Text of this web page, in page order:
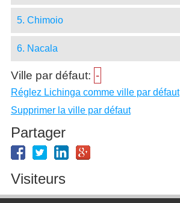
5. Chimoio
6. Nacala
Ville par défaut: -
Réglez Lichinga comme ville par défaut
Supprimer la ville par défaut
Partager
Visiteurs